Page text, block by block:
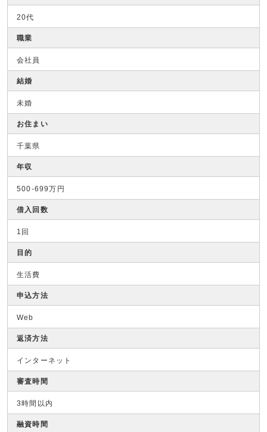
20代
職業
会社員
結婚
未婚
お住まい
千葉県
年収
500-699万円
借入回数
1回
目的
生活費
申込方法
Web
返済方法
インターネット
審査時間
3時間以内
融資時間